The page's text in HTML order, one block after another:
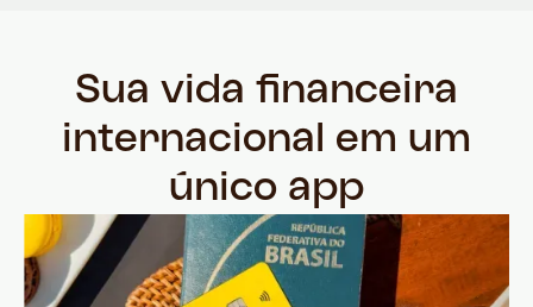
Sua vida financeira
internacional em um
único app